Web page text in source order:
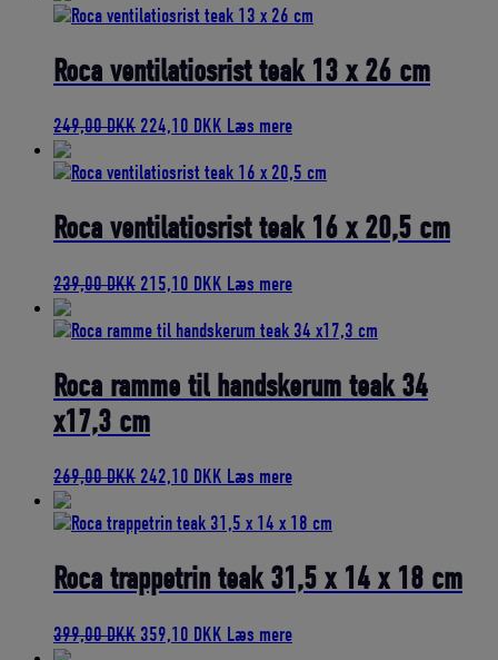
pris
329,00 DKK.
pris
296,10 DKK.
Roca ventilatiosrist teak 13 x 26 cm
249,00DKK Den
pris
249,00 DKK.
224,10 DKK Den
pris
224,10 DKK.
Læs mere
Roca ventilatiosrist teak 16 x 20,5 cm
239,00DKK Den
pris
239,00 DKK.
215,10 DKK Den
pris
215,10 DKK.
Læs mere
Roca ramme til handskerum teak 34
x17,3 cm
269,00DKK Den
pris
269,00 DKK.
242,10 DKK Den
pris
242,10 DKK.
Læs mere
Roca trappetrin teak 31,5 x 14 x 18 cm
399,00DKK Den
359,10 DKK Den
Læs mere